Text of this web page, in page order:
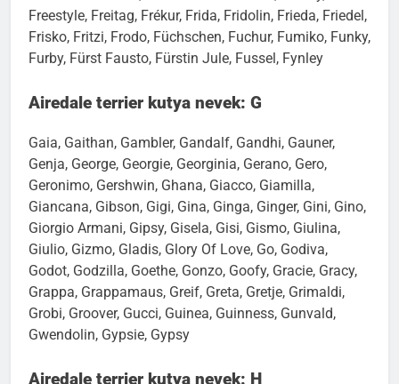
Fräulein Nikoletta, Fräulein Rottenmeier, Freddy,
Freestyle, Freitag, Frékur, Frida, Fridolin, Frieda, Friedel,
Frisko, Fritzi, Frodo, Füchschen, Fuchur, Fumiko, Funky,
Gaia, Gaithan, Gambler, Gandalf, Gandhi, Gauner,
Genja, George, Georgie, Georginia, Gerano, Gero,
Geronimo, Gershwin, Ghana, Giacco, Giamilla,
Giancana, Gibson, Gigi, Gina, Ginga, Ginger, Gini, Gino,
Giorgio Armani, Gipsy, Gisela, Gisi, Gismo, Giulina,
Giulio, Gizmo, Gladis, Glory Of Love, Go, Godiva,
Godot, Godzilla, Goethe, Gonzo, Goofy, Gracie, Gracy,
Grappa, Grappamaus, Greif, Greta, Gretje, Grimaldi,
Grobi, Groover, Gucci, Guinea, Guinness, Gunvald,